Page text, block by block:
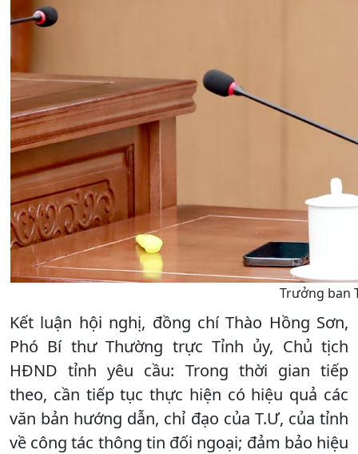
Trưởng ban
Kết luận hội nghị, đồng chí Thào Hồng Sơn,
Phó Bí thư Thường trực Tỉnh ủy, Chủ tịch
HĐND tỉnh yêu cầu: Trong thời gian tiếp
theo, cần tiếp tục thực hiện có hiệu quả các
văn bản hướng dẫn, chỉ đạo của T.Ư, của tỉnh
về công tác thông tin đối ngoại; đảm bảo hiệu